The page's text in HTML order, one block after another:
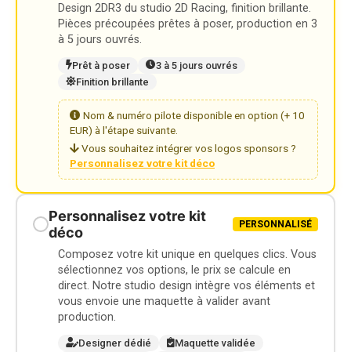
Design 2DR3 du studio 2D Racing, finition brillante.
Pièces précoupées prêtes à poser, production en 3
à 5 jours ouvrés.
Prêt à poser
3 à 5 jours ouvrés
Finition brillante
Nom & numéro pilote disponible en option (+ 10
EUR) à l'étape suivante.
Vous souhaitez intégrer vos logos sponsors ?
Personnalisez votre kit déco
Personnalisez votre kit
déco
PERSONNALISÉ
Composez votre kit unique en quelques clics. Vous
sélectionnez vos options, le prix se calcule en
direct. Notre studio design intègre vos éléments et
vous envoie une maquette à valider avant
production.
Designer dédié
Maquette validée